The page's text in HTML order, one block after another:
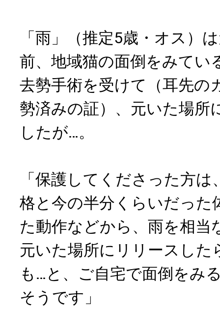
「雨」（推定5歳・オス）
前、地域猫の面倒をみてい
去勢手術を受けて（耳先の
勢済みの証）、元いた場所
したが…。
「保護してくださった方
格と今の半分くらいだった
た動作などから、雨を相当
元いた場所にリリースした
も…と、ご自宅で面倒をみ
そうです」